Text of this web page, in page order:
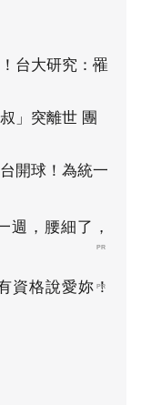
台大研究：罹
」突離世 團
開球！為統一
週，腰細了，
PR
資格說愛妳！
PR